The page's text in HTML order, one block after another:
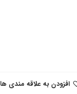
افزودن به علاقه مندی ها